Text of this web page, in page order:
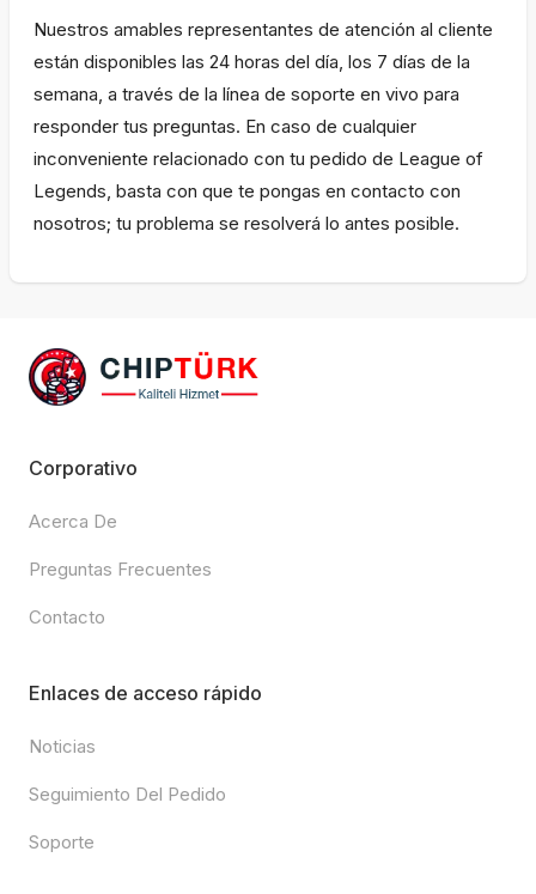
Nuestros amables representantes de atención al cliente
están disponibles las 24 horas del día, los 7 días de la
semana, a través de la línea de soporte en vivo para
responder tus preguntas. En caso de cualquier
inconveniente relacionado con tu pedido de League of
Legends, basta con que te pongas en contacto con
nosotros; tu problema se resolverá lo antes posible.
Corporativo
Acerca De
Preguntas Frecuentes
Contacto
Enlaces de acceso rápido
Noticias
Seguimiento Del Pedido
Soporte